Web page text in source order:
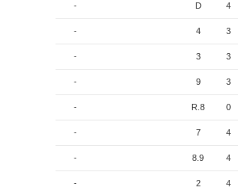
- D 4
- 4 3
- 3 3
- 9 3
- R.8 0
- 7 4
- 8.9 4
- 2 4